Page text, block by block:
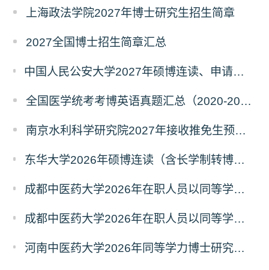
上海政法学院2027年博士研究生招生简章
2027全国博士招生简章汇总
中国人民公安大学2027年硕博连读、申请考核、本科直博博士研究生招生报名事宜的通知
全国医学统考考博英语真题汇总（2020-2026年）
南京水利科学研究院2027年接收推免生预报名公告
东华大学2026年硕博连读（含长学制转博）博士研究生拟录取名单公示
成都中医药大学2026年在职人员以同等学力申请中西医结合博士学术学位招生章程
成都中医药大学2026年在职人员以同等学力申请中医博士专业学位招生章程
河南中医药大学2026年同等学力博士研究生招生拟进入复试人员名单公示